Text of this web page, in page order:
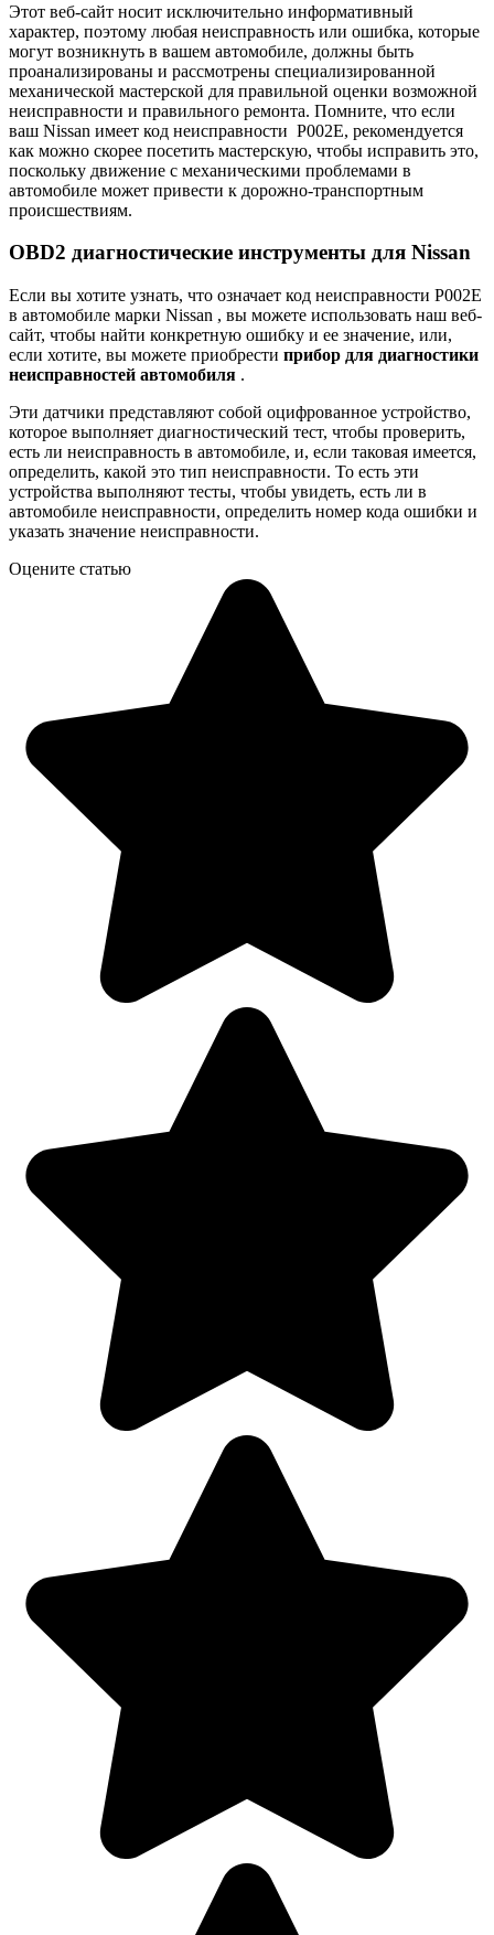
Этот веб-сайт носит исключительно информативный
характер, поэтому любая неисправность или ошибка, которые
могут возникнуть в вашем автомобиле, должны быть
проанализированы и рассмотрены специализированной
механической мастерской для правильной оценки возможной
неисправности и правильного ремонта. Помните, что если
ваш Nissan имеет код неисправности P002E, рекомендуется
как можно скорее посетить мастерскую, чтобы исправить это,
поскольку движение с механическими проблемами в
автомобиле может привести к дорожно-транспортным
происшествиям.
OBD2 диагностические инструменты для Nissan
Если вы хотите узнать, что означает код неисправности P002E
в автомобиле марки Nissan , вы можете использовать наш веб-
сайт, чтобы найти конкретную ошибку и ее значение, или,
если хотите, вы можете приобрести прибор для диагностики
неисправностей автомобиля .
Эти датчики представляют собой оцифрованное устройство,
которое выполняет диагностический тест, чтобы проверить,
есть ли неисправность в автомобиле, и, если таковая имеется,
определить, какой это тип неисправности. То есть эти
устройства выполняют тесты, чтобы увидеть, есть ли в
автомобиле неисправности, определить номер кода ошибки и
указать значение неисправности.
Оцените статью